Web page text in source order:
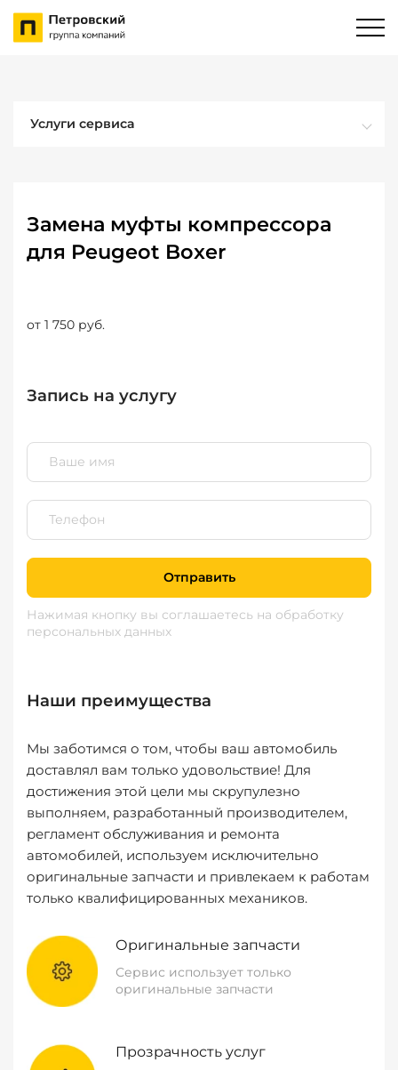
Услуги сервиса
Замена муфты компрессора
для Peugeot Boxer
от 1 750 руб.
Запись на услугу
Отправить
Нажимая кнопку вы соглашаетесь на обработку
персональных данных
Наши преимущества
Мы заботимся о том, чтобы ваш автомобиль
доставлял вам только удовольствие! Для
достижения этой цели мы скрупулезно
выполняем, разработанный производителем,
регламент обслуживания и ремонта
автомобилей, используем исключительно
оригинальные запчасти и привлекаем к работам
только квалифицированных механиков.
Оригинальные запчасти
Сервис использует только
оригинальные запчасти
Прозрачность услуг